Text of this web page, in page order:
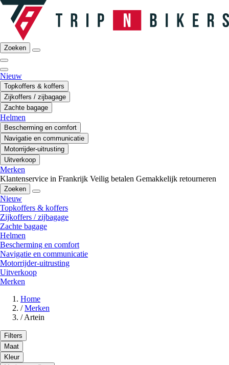
Zoeken
Nieuw
Topkoffers & koffers
Zijkoffers / zijbagage
Zachte bagage
Helmen
Bescherming en comfort
Navigatie en communicatie
Motorrijder-uitrusting
Uitverkoop
Merken
Klantenservice in Frankrijk Veilig betalen Gemakkelijk retourneren
Zoeken
Nieuw
Topkoffers & koffers
Zijkoffers / zijbagage
Zachte bagage
Helmen
Bescherming en comfort
Navigatie en communicatie
Motorrijder-uitrusting
Uitverkoop
Merken
Home
/ Merken
/ Artein
Filters
Maat
Kleur